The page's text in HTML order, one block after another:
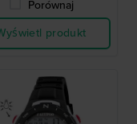
Porównaj
produkt